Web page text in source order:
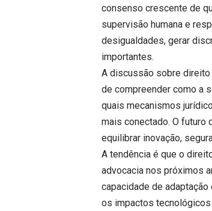
consenso crescente de
supervisão humana e
desigualdades, gerar
importantes.
A discussão sobre direito
de compreender como a
quais mecanismos
mais conectado. O futuro
equilibrar inovação,
A tendência é que o
advocacia nos próximos
capacidade de
os impactos tecnológicos